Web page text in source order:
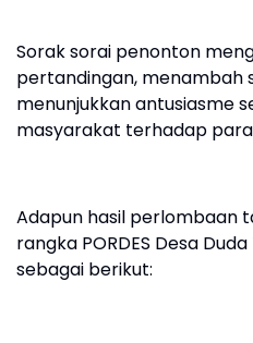
Sorak sorai penonton
pertandingan, menambah
menunjukkan antusiasme
masyarakat terhadap
Adapun hasil perlombaan
rangka PORDES Desa
sebagai berikut: